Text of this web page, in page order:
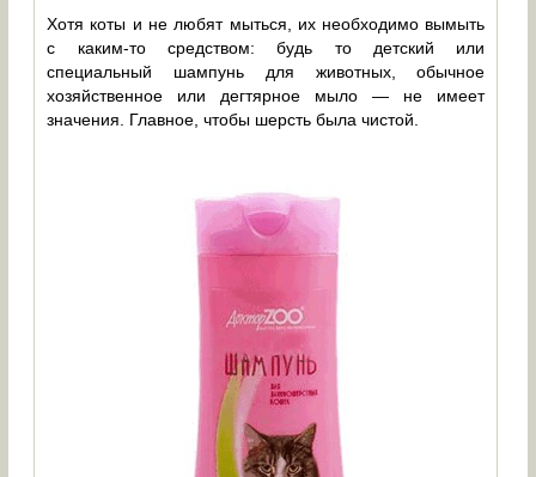
Хотя коты и не любят мыться, их необходимо вымыть
с каким-то средством: будь то детский или
специальный шампунь для животных, обычное
хозяйственное или дегтярное мыло — не имеет
значения. Главное, чтобы шерсть была чистой.